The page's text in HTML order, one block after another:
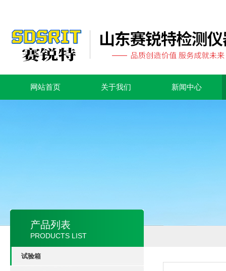
网站首页 关于我们 新闻中心
产品列表
PRODUCTS LIST
试验箱